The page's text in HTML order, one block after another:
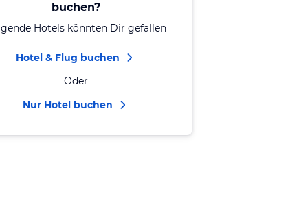
buchen?
Hotels könnten Dir gefallen
Hotel & Flug buchen
Oder
Nur Hotel buchen